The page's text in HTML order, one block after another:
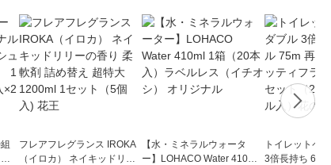
フレアフレグランス IROKA
（イロカ） ネイキッドリリ
【水・ミネラルウォータ
ー】LOHACO Water 410ml
トイレットペ
3倍長持ち 6ロール